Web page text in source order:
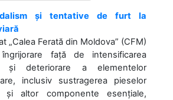
și tentative de furt la
„Calea Ferată din Moldova” (CFM)
față de intensificarea
deteriorare a elementelor
inclusiv sustragerea pieselor
și altor componente esențiale,